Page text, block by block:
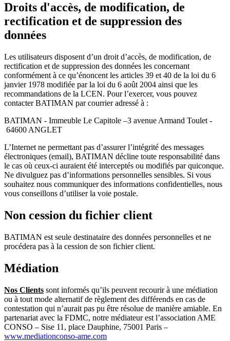
Droits d'accès, de modification, de
rectification et de suppression des
données
Les utilisateurs disposent d’un droit d’accès, de modification, de
rectification et de suppression des données les concernant
conformément à ce qu’énoncent les articles 39 et 40 de la loi du 6
janvier 1978 modifiée par la loi du 6 août 2004 ainsi que les
recommandations de la LCEN. Pour l’exercer, vous pouvez
contacter BATIMAN par courrier adressé à :
BATIMAN - Immeuble Le Capitole –3 avenue Armand Toulet -
64600 ANGLET
L’Internet ne permettant pas d’assurer l’intégrité des messages
électroniques (email), BATIMAN décline toute responsabilité dans
le cas où ceux-ci auraient été interceptés ou modifiés par quiconque.
Ne divulguez pas d’informations personnelles sensibles. Si vous
souhaitez nous communiquer des informations confidentielles, nous
vous conseillons d’utiliser la voie postale.
Non cession du fichier client
BATIMAN est seule destinataire des données personnelles et ne
procédera pas à la cession de son fichier client.
Médiation
Nos Clients sont informés qu’ils peuvent recourir à une médiation
ou à tout mode alternatif de règlement des différends en cas de
contestation qui n’aurait pas pu être résolue de manière amiable. En
partenariat avec la FDMC, notre médiateur est l’association AME
CONSO – Sise 11, place Dauphine, 75001 Paris –
www.mediationconso-ame.com